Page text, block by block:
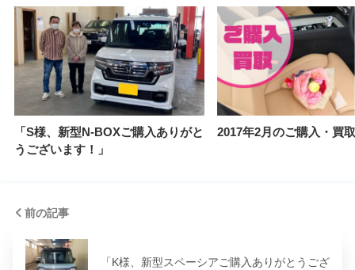
「S様、新型N-BOXご購入ありがと
うございます！」
2017年2月のご購入・買
前の記事
「K様、新型スペーシアご購入ありがとうござ